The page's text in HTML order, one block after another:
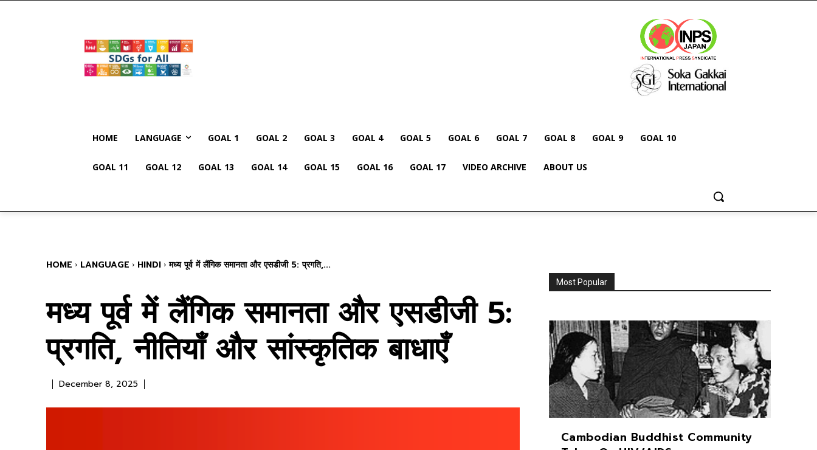
HOME LANGUAGE GOAL 1 GOAL 2 GOAL 3 GOAL 4 GOAL 5 GOAL 6 GOAL 7 GOAL 8 GOAL 9 GOAL 10
GOAL 11 GOAL 12 GOAL 13 GOAL 14 GOAL 15 GOAL 16 GOAL 17 VIDEO ARCHIVE ABOUT US
HOME LANGUAGE HINDI मध्य पूर्व में लैंगिक समानता और एसडीजी 5: प्रगति,...
मध्य पूर्व में लैंगिक समानता और एसडीजी 5:
प्रगति, नीतियाँ और सांस्कृतिक बाधाएँ
December 8, 2025
Most Popular
Cambodian Buddhist Community